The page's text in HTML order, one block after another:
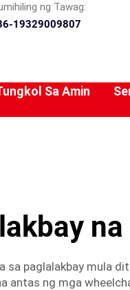
ng Tawag:
19329009807
Sa Amin
paglalakbay mula
antas ng mga